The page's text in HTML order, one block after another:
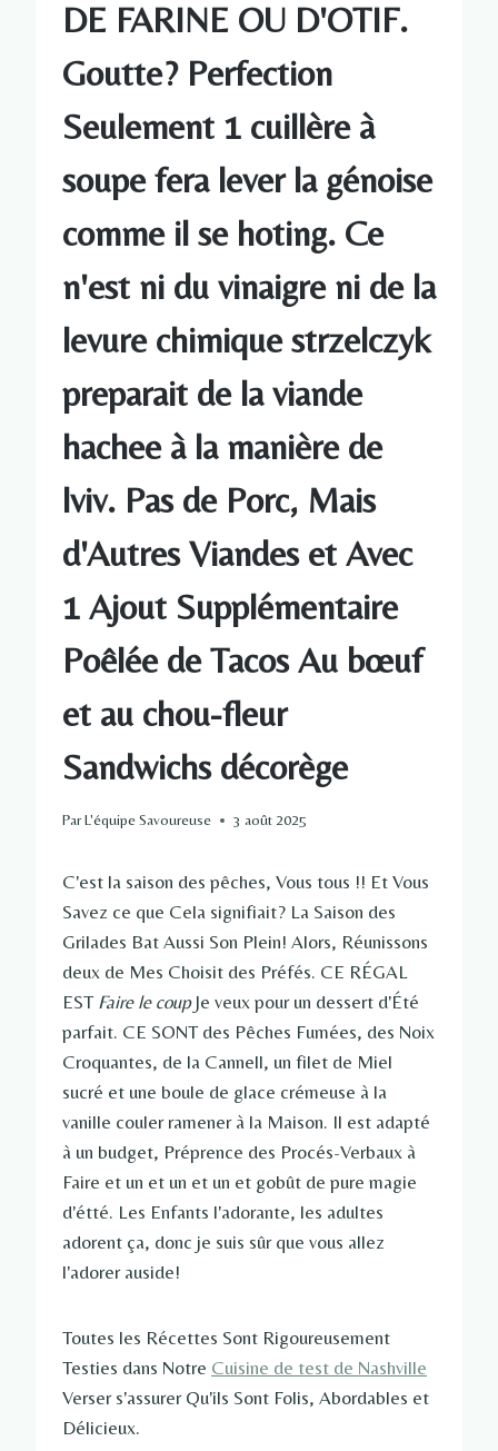
DE FARINE OU D'OTIF.
Goutte? Perfection
Seulement 1 cuillère à
soupe fera lever la génoise
comme il se hoting. Ce
n'est ni du vinaigre ni de la
levure chimique strzelczyk
preparait de la viande
hachee à la manière de
lviv. Pas de Porc, Mais
d'Autres Viandes et Avec
1 Ajout Supplémentaire
Poêlée de Tacos Au bœuf
et au chou-fleur
Sandwichs décorège
ParL'équipe Savoureuse 3 août 2025
C'est la saison des pêches, Vous tous !! Et Vous
Savez ce que Cela signifiait? La Saison des
Grilades Bat Aussi Son Plein! Alors, Réunissons
deux de Mes Choisit des Préfés. CE RÉGAL
EST Faire le coupJe veux pour un dessert d'Été
parfait. CE SONT des Pêches Fumées, des Noix
Croquantes, de la Cannell, un filet de Miel
sucré et une boule de glace crémeuse à la
vanille couler ramener à la Maison. Il est adapté
à un budget, Préprence des Procés-Verbaux à
Faire et un et un et un et gobût de pure magie
d'étté. Les Enfants l'adorante, les adultes
adorent ça, donc je suis sûr que vous allez
l'adorer auside!
Toutes les Récettes Sont Rigoureusement
Testies dans Notre Cuisine de test de Nashville
Verser s'assurer Qu'ils Sont Folis, Abordables et
Délicieux.